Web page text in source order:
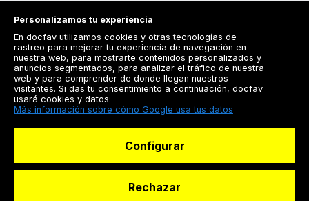
Registrarse
Docfav
Personalizamos tu experiencia
En docfav utilizamos cookies y otras tecnologías de
rastreo para mejorar tu experiencia de navegación en
nuestra web, para mostrarte contenidos personalizados y
anuncios segmentados, para analizar el tráfico de nuestra
web y para comprender de donde llegan nuestros
visitantes. Si das tu consentimiento a continuación, docfav
usará cookies y datos:
Más información sobre cómo Google usa tus datos
Configurar
Rechazar